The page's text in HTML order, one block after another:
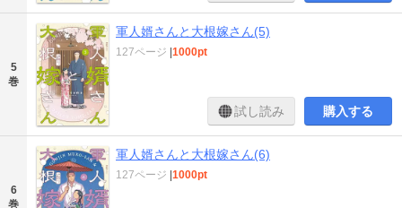
5
巻
軍人婿さんと大根嫁さん(5)
127ページ 1000pt
試し読み 購入する
6
巻
軍人婿さんと大根嫁さん(6)
127ページ 1000pt